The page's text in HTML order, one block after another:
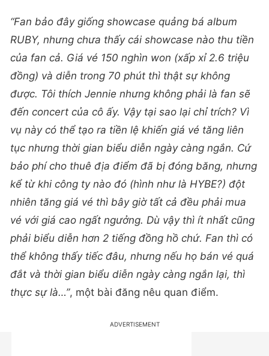
“Fan bảo đây giống showcase quảng bá album
RUBY, nhưng chưa thấy cái showcase nào thu tiền
của fan cả. Giá vé 150 nghìn won (xấp xỉ 2.6 triệu
đồng) và diễn trong 70 phút thì thật sự không
được. Tôi thích Jennie nhưng không phải là fan sẽ
đến concert của cô ấy. Vậy tại sao lại chỉ trích? Vì
vụ này có thể tạo ra tiền lệ khiến giá vé tăng liên
tục nhưng thời gian biểu diễn ngày càng ngắn. Cứ
bảo phí cho thuê địa điểm đã bị đóng băng, nhưng
kể từ khi công ty nào đó (hình như là HYBE?) đột
nhiên tăng giá vé thì bây giờ tất cả đều phải mua
vé với giá cao ngất ngưởng. Dù vậy thì ít nhất cũng
phải biểu diễn hơn 2 tiếng đồng hồ chứ. Fan thì có
thể không thấy tiếc đâu, nhưng nếu họ bán vé quá
đắt và thời gian biểu diễn ngày càng ngắn lại, thì
thực sự là…”, một bài đăng nêu quan điểm.